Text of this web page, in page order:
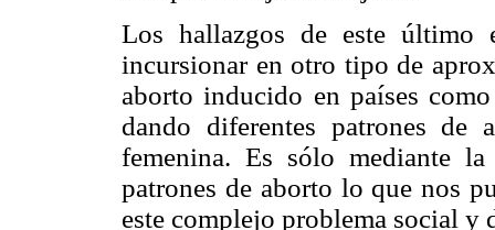
Los hallazgos de este último
incursionar en otro tipo de
aborto inducido en países
dando diferentes patrones de
femenina. Es sólo mediante
patrones de aborto lo que nos
este complejo problema social y